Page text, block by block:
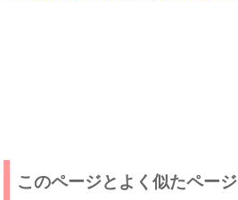
このページとよく似たページ